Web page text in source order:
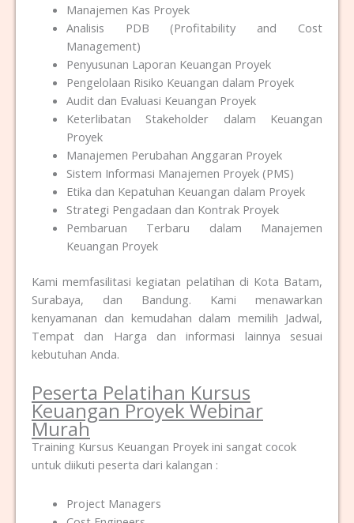
Manajemen Kas Proyek
Analisis PDB (Profitability and Cost
Management)
Penyusunan Laporan Keuangan Proyek
Pengelolaan Risiko Keuangan dalam Proyek
Audit dan Evaluasi Keuangan Proyek
Keterlibatan Stakeholder dalam Keuangan
Proyek
Manajemen Perubahan Anggaran Proyek
Sistem Informasi Manajemen Proyek (PMS)
Etika dan Kepatuhan Keuangan dalam Proyek
Strategi Pengadaan dan Kontrak Proyek
Pembaruan Terbaru dalam Manajemen
Keuangan Proyek
Kami memfasilitasi kegiatan pelatihan di Kota Batam,
Surabaya, dan Bandung. Kami menawarkan
kenyamanan dan kemudahan dalam memilih Jadwal,
Tempat dan Harga dan informasi lainnya sesuai
kebutuhan Anda.
Peserta Pelatihan Kursus
Keuangan Proyek Webinar
Murah
Training Kursus Keuangan Proyek ini sangat cocok
untuk diikuti peserta dari kalangan :
Project Managers